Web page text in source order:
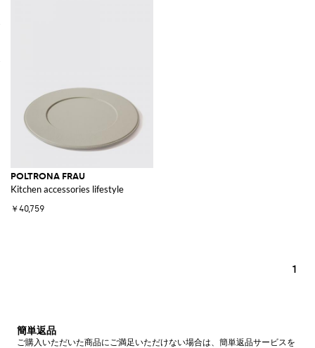
POLTRONA FRAU
Kitchen accessories lifestyle
￥40,759
1
簡単返品
ご購入いただいた商品にご満足いただけない場合は、簡単返品サービスを